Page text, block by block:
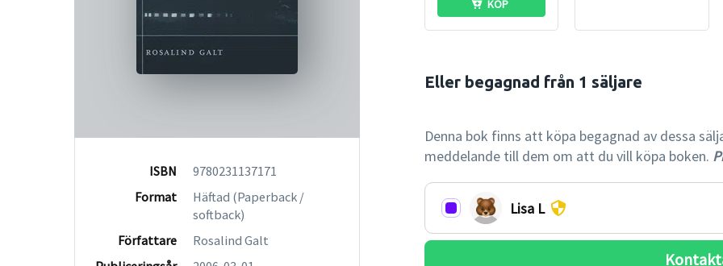
ISBN
9780231137171
Format
Häftad (Paperback /
softback)
Författare
Rosalind Galt
KÖP
Eller begagnad från 1 säljare
Denna bok finns att köpa begagnad av dessa
meddelande till dem om att du vill köpa boken.
Lisa L